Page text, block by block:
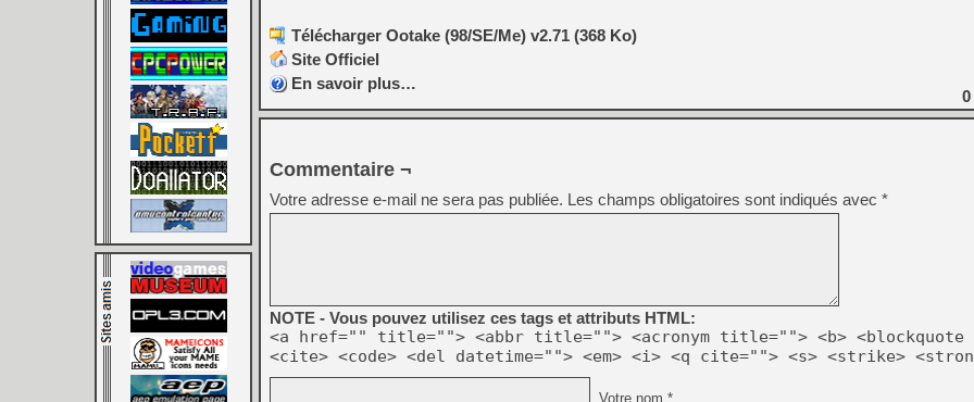
Télécharger Ootake (98/SE/Me) v2.71 (368 Ko)
Site Officiel
En savoir plus…
0
Commentaire ¬
Votre adresse e-mail ne sera pas publiée. Les champs obligatoires sont indiqués avec *
NOTE - Vous pouvez utilisez ces tags et attributs HTML:
<a href="" title=""> <abbr title=""> <acronym title=""> <b> <blockquote
<cite> <code> <del datetime=""> <em> <i> <q cite=""> <s> <strike>
Votre nom *